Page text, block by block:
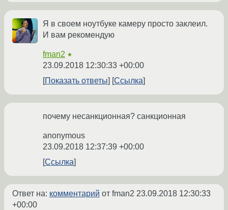
Я в своем ноутбуке камеру просто заклеил.
И вам рекомендую
fman2 ★
23.09.2018 12:30:33 +00:00
Показать ответы
Ссылка
почему несанкционная? санкционная
anonymous
23.09.2018 12:37:39 +00:00
Ссылка
Ответ на: комментарий от fman2 23.09.2018 12:30:33
+00:00